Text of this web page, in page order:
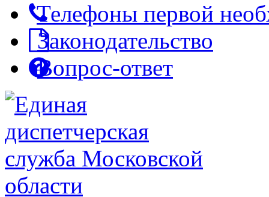
Телефоны первой
Законодательство
Вопрос-ответ